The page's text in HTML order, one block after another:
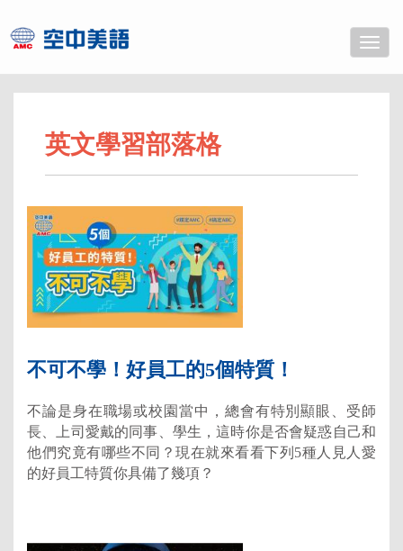
Toggle
英文學習部落格
不可不學！好員工的5個特質！
不論是身在職場或校園當中，總會有特別顯眼、受師
長、上司愛戴的同事、學生，這時你是否會疑惑自己和
他們究竟有哪些不同？現在就來看看下列5種人見人愛
的好員工特質你具備了幾項？